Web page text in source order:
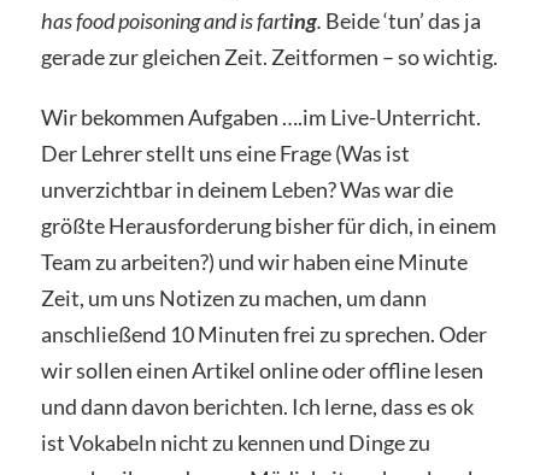
has food poisoning and is farting. Beide ‘tun’ das ja
gerade zur gleichen Zeit. Zeitformen – so wichtig.
Wir bekommen Aufgaben ….im Live-Unterricht.
Der Lehrer stellt uns eine Frage (Was ist
unverzichtbar in deinem Leben? Was war die
größte Herausforderung bisher für dich, in einem
Team zu arbeiten?) und wir haben eine Minute
Zeit, um uns Notizen zu machen, um dann
anschließend 10 Minuten frei zu sprechen. Oder
wir sollen einen Artikel online oder offline lesen
und dann davon berichten. Ich lerne, dass es ok
ist Vokabeln nicht zu kennen und Dinge zu